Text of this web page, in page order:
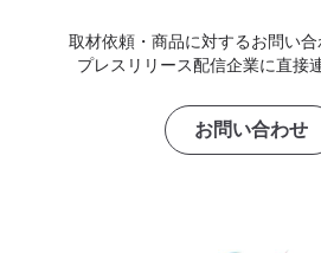
取材依頼・商品に対するお問い合
プレスリリース配信企業に直接
お問い合わせ